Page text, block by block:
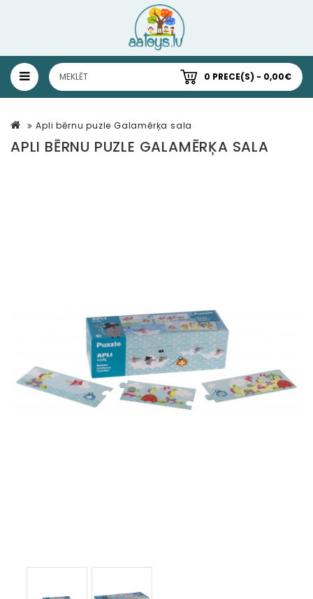
0 PRECE(S) - 0,00€
Apli bērnu puzle Galamērķa sala
APLI BĒRNU PUZLE GALAMĒRĶA SALA